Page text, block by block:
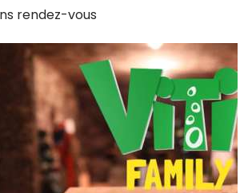
rendez-vous